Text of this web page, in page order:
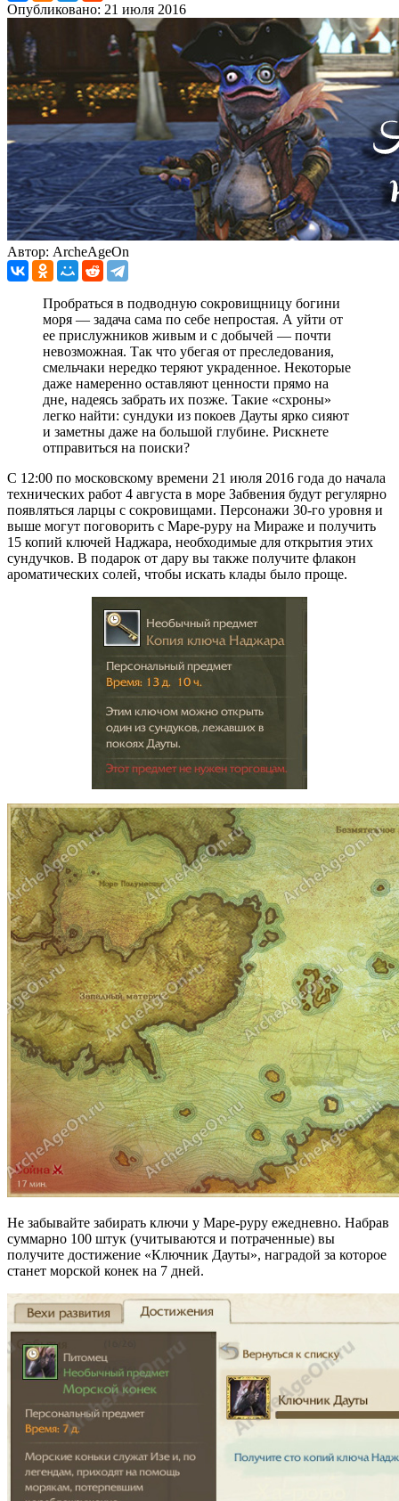
Опубликовано: 21 июля 2016
Автор: ArcheAgeOn
Пробраться в подводную сокровищницу богини
моря — задача сама по себе непростая. А уйти от
ее прислужников живым и с добычей — почти
невозможная. Так что убегая от преследования,
смельчаки нередко теряют украденное. Некоторые
даже намеренно оставляют ценности прямо на
дне, надеясь забрать их позже. Такие «схроны»
легко найти: сундуки из покоев Дауты ярко сияют
и заметны даже на большой глубине. Рискнете
отправиться на поиски?
С 12:00 по московскому времени 21 июля 2016 года до начала
технических работ 4 августа в море Забвения будут регулярно
появляться ларцы с сокровищами. Персонажи 30-го уровня и
выше могут поговорить с Маре-руру на Мираже и получить
15 копий ключей Наджара, необходимые для открытия этих
сундучков. В подарок от дару вы также получите флакон
ароматических солей, чтобы искать клады было проще.
Не забывайте забирать ключи у Маре-руру ежедневно. Набрав
суммарно 100 штук (учитываются и потраченные) вы
получите достижение «Ключник Дауты», наградой за которое
станет морской конек на 7 дней.